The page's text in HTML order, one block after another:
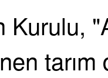
Kurulu,